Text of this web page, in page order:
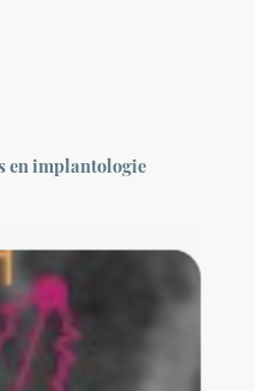
en implantologie